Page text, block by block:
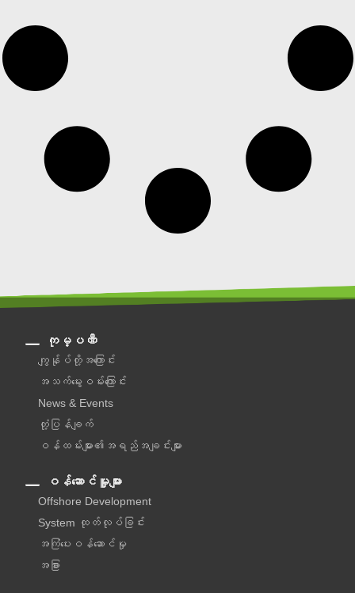
ကုမ္ပဏီ
ကျွန်ုပ်တို့အကြောင်း
အသက်မွေးဝမ်းကြောင်း
News & Events
တုံ့ပြန်ချက်
ဝန်ထမ်းများ၏အရည်အချင်းများ
ဝန်ဆောင်မှူများ
Offshore Development
System ထုတ်လုပ်ခြင်း
အကြံပေးဝန်ဆောင်မှု‌
အခြား